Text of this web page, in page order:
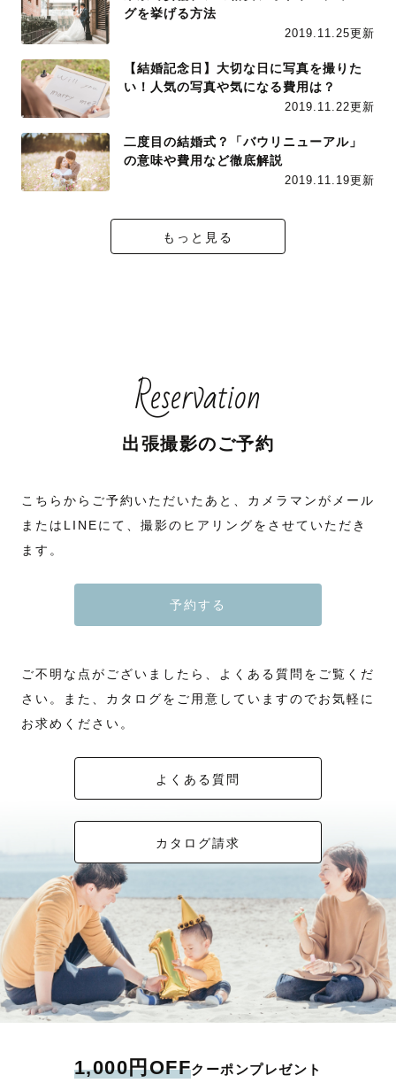
グを挙げる方法
2019.11.25更新
【結婚記念日】大切な日に写真を撮りた
い！人気の写真や気になる費用は？
2019.11.22更新
二度目の結婚式？「バウリニューアル」
の意味や費用など徹底解説
2019.11.19更新
もっと見る
Reservation
出張撮影のご予約
こちらからご予約いただいたあと、カメラマンがメール
またはLINEにて、撮影のヒアリングをさせていただき
ます。
予約する
ご不明な点がございましたら、よくある質問をご覧くだ
さい。また、カタログをご用意していますのでお気軽に
お求めください。
よくある質問
カタログ請求
1,000円OFFクーポンプレゼント